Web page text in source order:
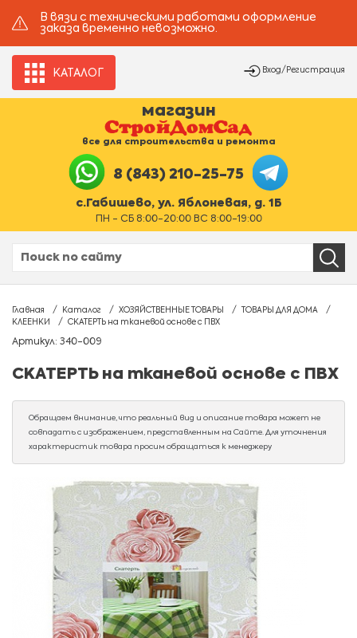
В вязи с техническими работами оформление
заказа временно невозможно.
КАТАЛОГ Вход/Регистрация
магазин
все для строительства и ремонта
8 (843) 210-25-75
с.Габишево, ул. Яблоневая, д. 1Б
ПН - СБ 8:00-20:00 ВС 8:00-19:00
Главная Каталог ХОЗЯЙСТВЕННЫЕ ТОВАРЫ
ТОВАРЫ ДЛЯ ДОМА
КЛЕЕНКИ
СКАТЕРТЬ на тканевой основе с ПВХ
Артикул: 340-009
СКАТЕРТЬ на тканевой основе с ПВХ
Обращаем внимание, что реальный вид и описание товара может не
совпадать с изображением, представленным на Сайте. Для уточнения
характеристик товара просим обращаться к менеджеру